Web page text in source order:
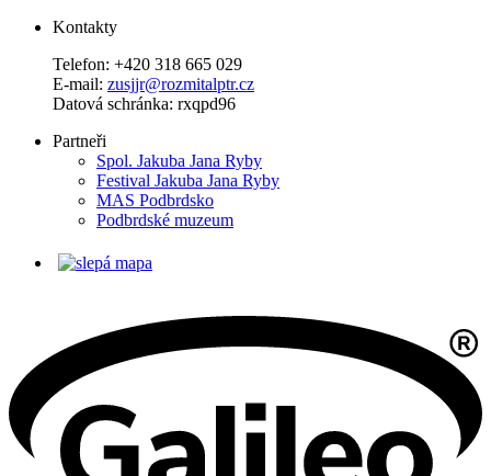
Kontakty
Telefon: +420 318 665 029
E-mail: zusjjr@rozmitalptr.cz
Datová schránka: rxqpd96
Partneři
Spol. Jakuba Jana Ryby
Festival Jakuba Jana Ryby
MAS Podbrdsko
Podbrdské muzeum